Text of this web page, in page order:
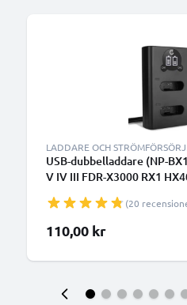
LADDARE OCH
USB-dubbelladdare (NP-
V IV III FDR-X3000 RX1
från CELLONIC (20
110,00 kr